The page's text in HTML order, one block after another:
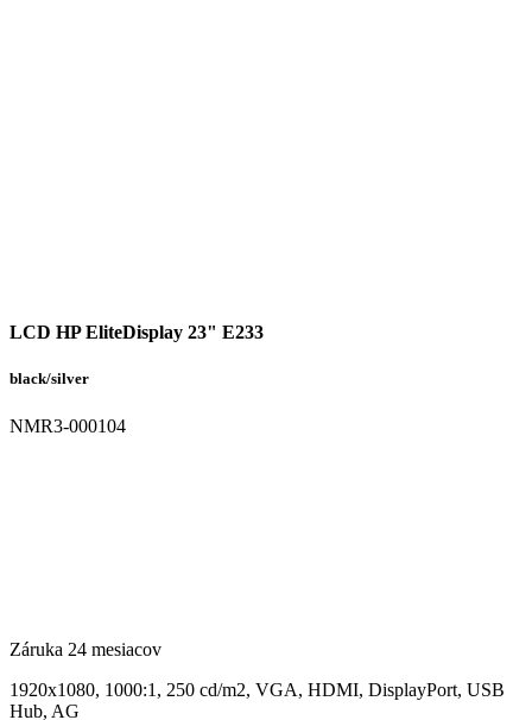
LCD HP EliteDisplay 23" E233
black/silver
NMR3-000104
Záruka 24 mesiacov
1920x1080, 1000:1, 250 cd/m2, VGA, HDMI, DisplayPort, USB
Hub, AG